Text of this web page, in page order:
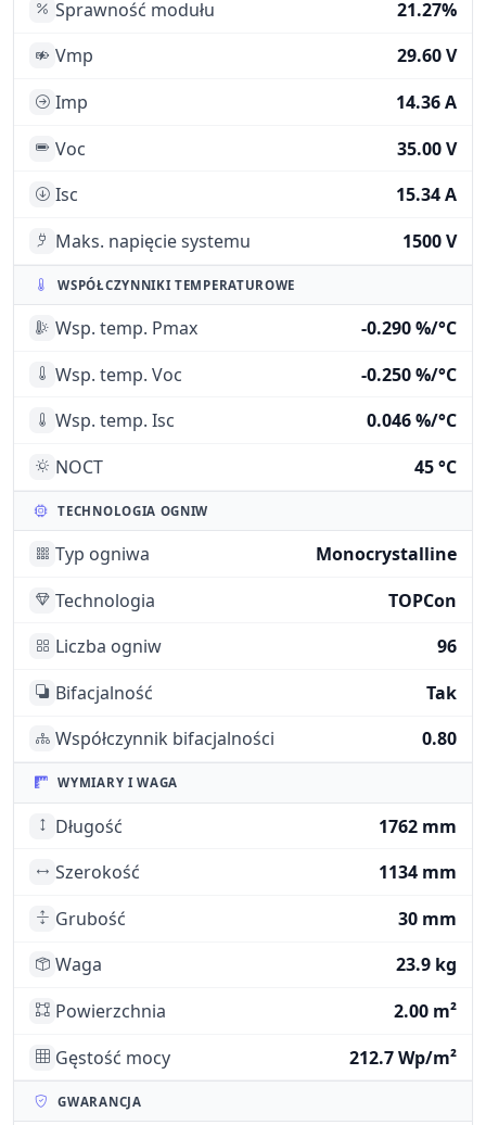
Sprawność modułu
21.27%
Vmp
29.60 V
Imp
14.36 A
Voc
35.00 V
Isc
15.34 A
Maks. napięcie systemu
1500 V
WSPÓŁCZYNNIKI TEMPERATUROWE
Wsp. temp. Pmax
-0.290 %/°C
Wsp. temp. Voc
-0.250 %/°C
Wsp. temp. Isc
0.046 %/°C
NOCT
45 °C
TECHNOLOGIA OGNIW
Typ ogniwa
Monocrystalline
Technologia
TOPCon
Liczba ogniw
96
Bifacjalność
Tak
Współczynnik bifacjalności
0.80
WYMIARY I WAGA
Długość
1762 mm
Szerokość
1134 mm
Grubość
30 mm
Waga
23.9 kg
Powierzchnia
2.00 m²
Gęstość mocy
212.7 Wp/m²
GWARANCJA